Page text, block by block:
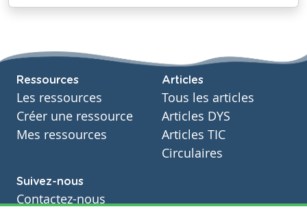
Ressources
Les ressources
Créer une ressource
Mes ressources
Articles
Tous les articles
Articles DYS
Articles TIC
Circulaires
Suivez-nous
Contactez-nous